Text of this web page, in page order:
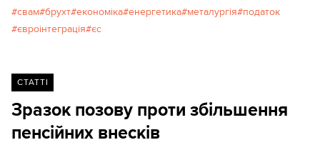
з’явилися нові проблеми.
викидами вуглецю (CO₂). Але
вихід є.
свам брухт економіка енергетика металургія податок
євроінтеграція єс
СТАТТІ
Зразок позову проти збільшення
пенсійних внесків